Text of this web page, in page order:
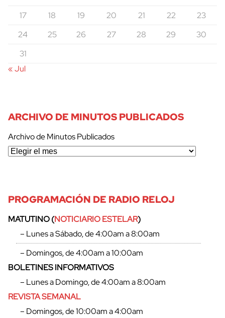
cerrar
17
18 19 20 21 22
23
24
25 26 27 28 29
30
31
« Jul
ARCHIVO DE MINUTOS PUBLICADOS
Archivo de Minutos Publicados
PROGRAMACIÓN DE RADIO RELOJ
MATUTINO (NOTICIARIO ESTELAR)
– Lunes a Sábado, de 4:00am a 8:00am
– Domingos, de 4:00am a 10:00am
BOLETINES INFORMATIVOS
– Lunes a Domingo, de 4:00am a 8:00am
REVISTA SEMANAL
– Domingos, de 10:00am a 4:00am